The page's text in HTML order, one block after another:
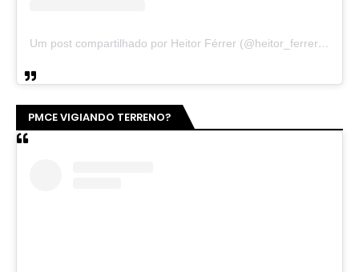
Um post compartilhado por Heitor Férrer (@heitor_ferrer77)
PMCE VIGIANDO TERRENO?